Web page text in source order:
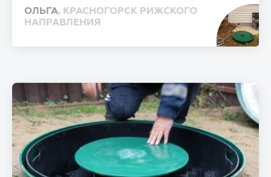
ОЛЬГА, КРАСНОГОРСК РИЖСКОГО
НАПРАВЛЕНИЯ